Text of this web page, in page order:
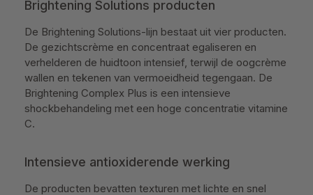
Brightening Solutions producten
De Brightening Solutions-lijn bestaat uit vier producten.
De gezichtscrème en concentraat egaliseren en
verhelderen de huidtoon intensief, terwijl de oogcrème
wallen en tekenen van vermoeidheid tegengaan. De
Brightening Complex Plus is een intensieve
shockbehandeling met een hoge concentratie vitamine
C.
Intensieve antioxiderende werking
De producten bevatten texturen met lichte en snel